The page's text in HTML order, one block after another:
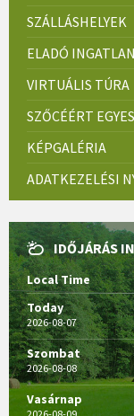
SZÁLLÁSHELYEK
ELADÓ
VIRTUÁLIS TÚRA
SZŐCÉÉRT
KÉPGALÉRIA
ADATKEZELÉSI
IDŐJÁRÁS
Local Time
Today
2026-08-07
Szombat
2026-08-08
Vasárnap